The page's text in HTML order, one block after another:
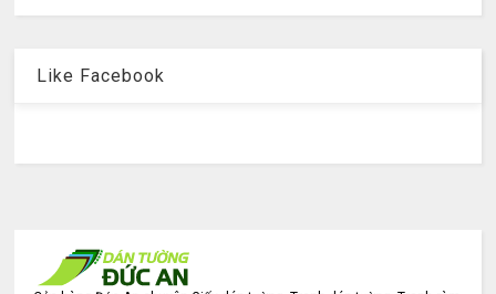
Like Facebook